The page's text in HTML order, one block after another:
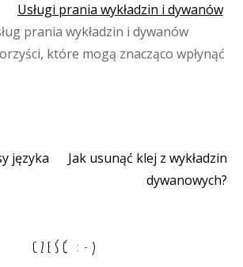
Usługi prania wykładzin i dywanów
prania wykładzin i dywanów
które mogą znacząco wpłynąć
języka
Jak usunąć klej z wykładzin
dywanowych?
CZEŚĆ :-)